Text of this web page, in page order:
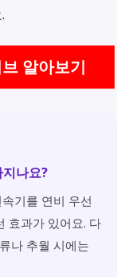
알아보기
나요?
기를 연비 우선
효과가 있어요. 다
나 추월 시에는